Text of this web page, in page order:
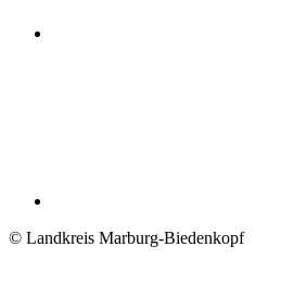
© Landkreis Marburg-Biedenkopf